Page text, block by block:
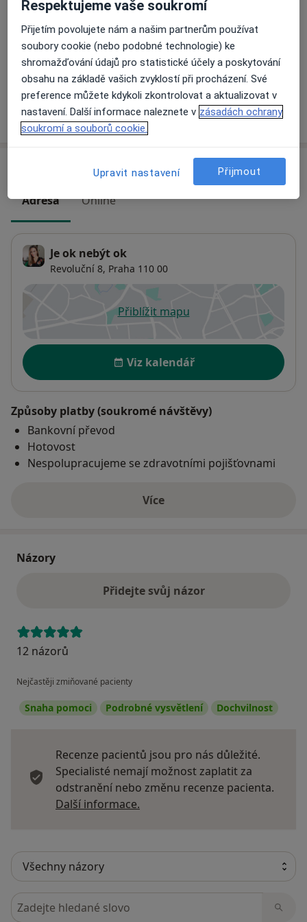
Online psychoterapie
1 200 Kč Detaily Objednat se
Jak fungují ceny?
Adresa Online
Je ok nebýt ok
Revoluční 8, Praha 110 00
Přiblížit mapuse otevře v nové záložce
Dostupnost
Viz kalendář
Způsoby platby (soukromé návštěvy)
Bankovní převod
Hotovost
Nespolupracujeme se zdravotními pojišťovnami
Víceo adrese
Názory
Přidejte svůj názor
12 názorů
Nejčastěji zmiňované pacienty
Snaha pomoci Podrobné vysvětlení Dochvilnost
Recenze pacientů jsou pro nás důležité.
Specialisté nemají možnost zaplatit za
odstranění nebo změnu recenze pacienta.
Další informace.
Hledejte v názorech
Respektujeme vaše soukromí
Přijetím povolujete nám a našim partnerům používat
soubory cookie (nebo podobné technologie) ke
shromažďování údajů pro statistické účely a poskytování
obsahu na základě vašich zvyklostí při procházení. Své
preference můžete kdykoli zkontrolovat a aktualizovat v
nastavení. Další informace naleznete v zásadách ochrany
soukromí a souborů cookie.
Upravit nastavení Přijmout